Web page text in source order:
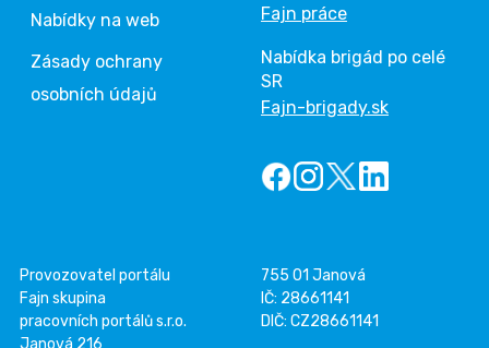
Nabídky na web
Zásady ochrany
osobních údajů
Fajn práce
Nabídka brigád po celé
SR
Fajn-brigady.sk
Provozovatel portálu
Fajn skupina
pracovních portálů s.r.o.
755 01 Janová
IČ: 28661141
DIČ: CZ28661141